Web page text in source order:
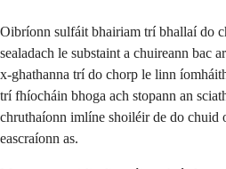
Oibríonn sulfáit bhairiam trí bhallaí do
sealadach le substaint a chuireann bac
x-ghathanna trí do chorp le linn
trí fhíocháin bhoga ach stopann an
chruthaíonn imlíne shoiléir de do chuid
eascraíonn as.